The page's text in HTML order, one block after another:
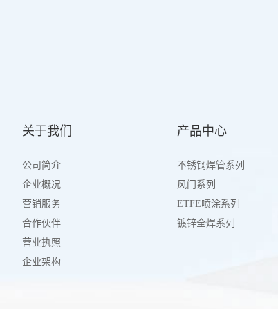
关于我们
公司简介
企业概况
营销服务
合作伙伴
营业执照
企业架构
产品中心
不锈钢焊管系列
风门系列
ETFE喷涂系列
镀锌全焊系列